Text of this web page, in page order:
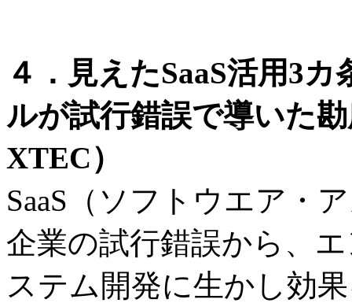
４．見えたSaaS活用3
ルが試行錯誤で導いた
XTEC）
SaaS（ソフトウエア・
企業の試行錯誤から、
ステム開発に生かし効